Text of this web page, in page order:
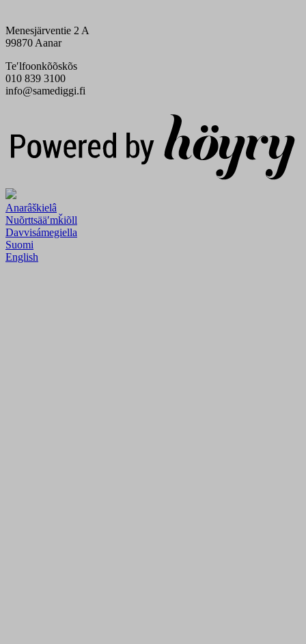
Menesjärventie 2 A
99870 Aanar
Teʹlfoonkõõskõs
010 839 3100
info@samediggi.fi
Anarâškielâ
Nuõrttsääʹmǩiõll
Davvisámegiella
Suomi
English